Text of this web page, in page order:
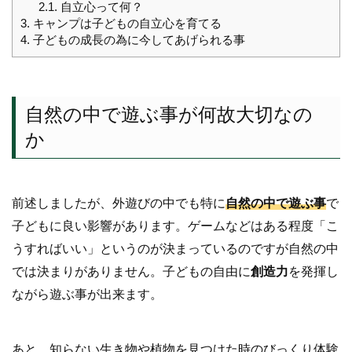
2.1. 自立心って何？
3. キャンプは子どもの自立心を育てる
4. 子どもの成長の為に今してあげられる事
自然の中で遊ぶ事が何故大切なの
か
前述しましたが、外遊びの中でも特に自然の中で遊ぶ事で
子どもに良い影響があります。ゲームなどはある程度「こ
うすればいい」というのが決まっているのですが自然の中
では決まりがありません。子どもの自由に創造力を発揮し
ながら遊ぶ事が出来ます。